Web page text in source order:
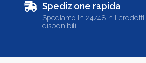
Spedizione rapida
Spediamo in 24/48 h i prodotti
disponibili